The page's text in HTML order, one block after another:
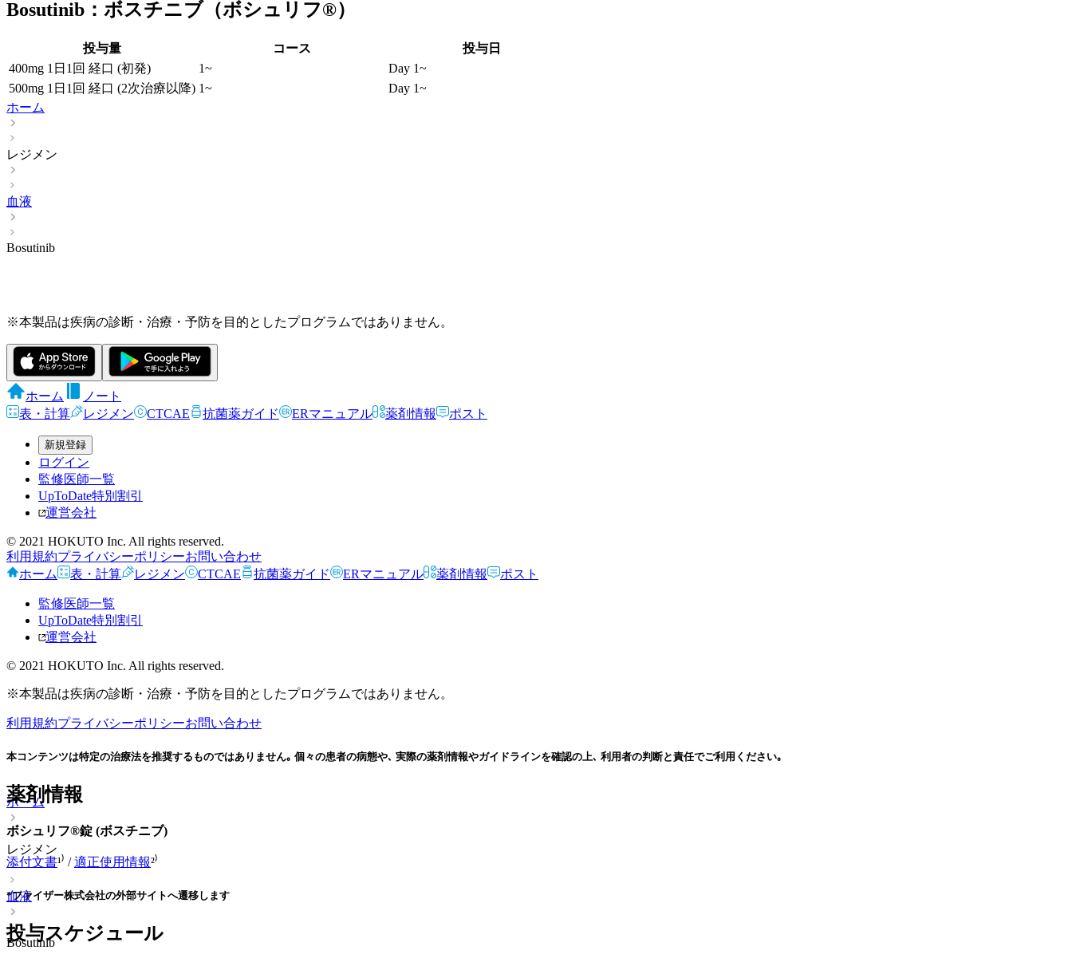
Bosutinib：ボスチニブ（ボシュリフ®）
投与量 コース
投与日
400mg 1日1回 経口 (初発)
1~
Day 1~
500mg 1日1回 経口 (2次治療以降) 1~
Day 1~
ホーム
レジメン
血液
Bosutinib
※本製品は疾病の診断・治療・予防を目的としたプログラムではありません。
ホーム
ノート
表・計算
レジメン CTCAE 抗菌薬ガイド ERマニュアル 薬剤情報 ポスト
新規登録
ログイン
監修医師一覧
UpToDate特別割引
運営会社
© 2021 HOKUTO Inc. All rights reserved.
利用規約プライバシーポリシーお問い合わせ
ホーム
表・計算 レジメン CTCAE 抗菌薬ガイド ERマニュアル 薬剤情報 ポスト
監修医師一覧
UpToDate特別割引
運営会社
© 2021 HOKUTO Inc. All rights reserved.
※本製品は疾病の診断・治療・予防を目的としたプログラムではありません。
利用規約プライバシーポリシーお問い合わせ
本コンテンツは特定の治療法を推奨するものではありません｡ 個々の患者の病態や､ 実際の薬剤情報やガイドラインを確認の上､ 利用者の判断と責任でご利用ください｡
薬剤情報
ボシュリフ®錠 (ボスチニブ)
添付文書¹⁾ /適正使用情報²⁾
*ファイザー株式会社の外部サイトへ遷移します
投与スケジュール
ホーム
レジメン
血液
Bosutinib